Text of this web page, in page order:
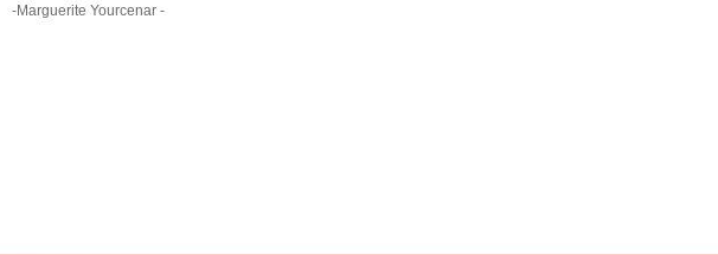
-Marguerite Yourcenar -